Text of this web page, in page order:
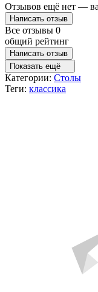
Отзывов ещё нет —
Написать отзыв
Все отзывы 0
общий рейтинг
Написать отзыв
Показать ещё
Категории: Столы
Теги: классика